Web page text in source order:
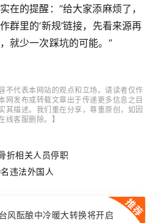
在的提醒：“给大家添麻烦了，
里的‘新规’链接，先看来源再
就少一次踩坑的可能。”
不代表本网站的观点和立场。请读者仅作
网发布或转载文章出于传递更多信息之目
其描述。我们重在分享，尊重原创，如因
客服删除。】
折相关人员停职
违法外国人
风酝酿中冷暖大转换将开启